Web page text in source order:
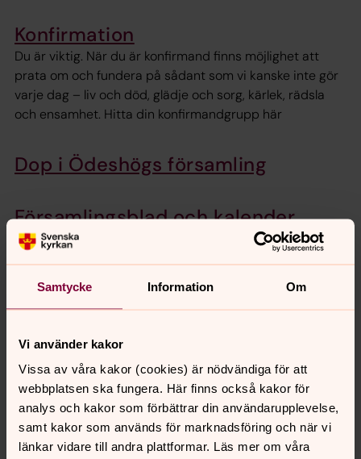
Samtycke Information Om
Vi använder kakor
Vissa av våra kakor (cookies) är nödvändiga för att
webbplatsen ska fungera. Här finns också kakor för
analys och kakor som förbättrar din användarupplevelse,
samt kakor som används för marknadsföring och när vi
länkar vidare till andra plattformar. Läs mer om våra
Konfirmation
Du är viktig. När du är konfirmand finns möjlighet att
prata om och fundera på sådant som vi kanske inte gör
varje dag – liv och död, glädje och sorg, kärlek, rädsla
och ensamhet. Hitta din konfirmandgrupp här
Dop i Ödeshögs församling
Församlingsblad och kalender
Ödeshög
Kyrkor Ödeshög
Här finns beskrivning av kyrkorna i församlingen, du kan
dess historia.
Körer och musik
Kom och sjung med oss i kyrkans körer!